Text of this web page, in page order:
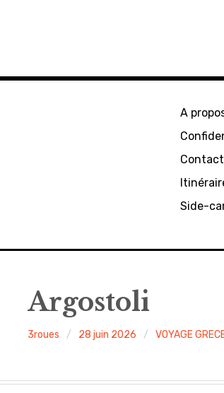
A
Contact
Side-
Argostoli
3roues 28 juin 2026 VOYAGE